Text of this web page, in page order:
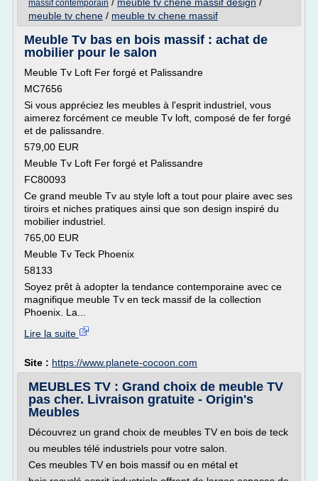
massif contemporain
meuble tv chene / meuble tv chene massif
Meuble Tv bas en bois massif : achat de
mobilier pour le salon
Meuble Tv Loft Fer forgé et Palissandre
MC7656
Si vous appréciez les meubles à l'esprit industriel, vous
aimerez forcément ce meuble Tv loft, composé de fer forgé
et de palissandre.
579,00 EUR
Meuble Tv Loft Fer forgé et Palissandre
FC80093
Ce grand meuble Tv au style loft a tout pour plaire avec ses
tiroirs et niches pratiques ainsi que son design inspiré du
mobilier industriel.
765,00 EUR
Meuble Tv Teck Phoenix
58133
Soyez prêt à adopter la tendance contemporaine avec ce
magnifique meuble Tv en teck massif de la collection
Phoenix. La...
Lire la suite
Site : https://www.planete-cocoon.com
MEUBLES TV : Grand choix de meuble TV
pas cher. Livraison gratuite - Origin's
Meubles
Découvrez un grand choix de meubles TV en bois de teck
ou meubles télé industriels pour votre salon.
Ces meubles TV en bois massif ou en métal et